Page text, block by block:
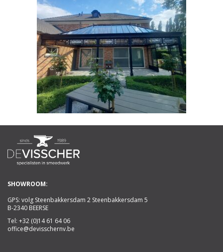
SHOWROOM:
GPS: volg Steenbakkersdam 2 Steenbakkersdam 5
B-2340 BEERSE
Tel: +32 (0)14 61 64 06
office@devisschernv.be